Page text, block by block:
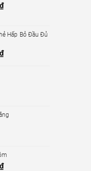
₫
Hấp Bỏ Đầu Đủ
₫
₫